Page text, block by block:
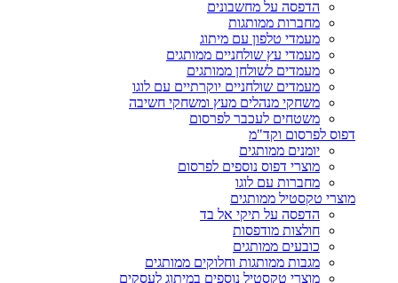
הדפסה על מחשבונים
מחברות ממותגות
מעמדי טלפון עם מיתוג
מעמדי עץ שולחניים ממותגים
מעמדים לשולחן ממותגים
מעמדים שולחניים יוקרתיים עם לוגו
משחקי מנהלים מעץ ומשחקי חשיבה
משטחים לעכבר לפרסום
דפוס לפרסום וקד"מ
יומנים ממותגים
מוצרי דפוס נוספים לפרסום
מחברות עם לוגו
מוצרי טקסטיל ממותגים
הדפסה על תיקי אל בד
חולצות מודפסות
כובעים ממותגים
מגבות ממותגות וחלוקים ממותגים
מוצרי טקסטיל נוספים במיתוג לעסקים